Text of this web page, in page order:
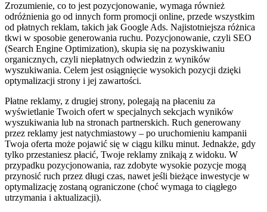
Zrozumienie, co to jest pozycjonowanie, wymaga również
odróżnienia go od innych form promocji online, przede wszystkim
od płatnych reklam, takich jak Google Ads. Najistotniejsza różnica
tkwi w sposobie generowania ruchu. Pozycjonowanie, czyli SEO
(Search Engine Optimization), skupia się na pozyskiwaniu
organicznych, czyli niepłatnych odwiedzin z wyników
wyszukiwania. Celem jest osiągnięcie wysokich pozycji dzięki
optymalizacji strony i jej zawartości.
Płatne reklamy, z drugiej strony, polegają na płaceniu za
wyświetlanie Twoich ofert w specjalnych sekcjach wyników
wyszukiwania lub na stronach partnerskich. Ruch generowany
przez reklamy jest natychmiastowy – po uruchomieniu kampanii
Twoja oferta może pojawić się w ciągu kilku minut. Jednakże, gdy
tylko przestaniesz płacić, Twoje reklamy znikają z widoku. W
przypadku pozycjonowania, raz zdobyte wysokie pozycje mogą
przynosić ruch przez długi czas, nawet jeśli bieżące inwestycje w
optymalizację zostaną ograniczone (choć wymaga to ciągłego
utrzymania i aktualizacji).